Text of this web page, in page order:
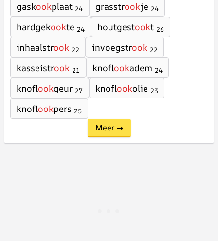
gaskookplaat 24 grasstrookje 24
hardgekookte 24 houtgestookt 26
inhaalstrook 22 invoegstrook 22
kasseistrook 21 knoflookadem 24
knoflookgeur 27 knoflookolie 23
knoflookpers 25
Meer →